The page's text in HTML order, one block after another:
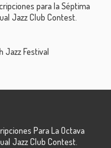
para la Séptima
Jazz Club Contest.
Jazz Festival
Para La Octava
Jazz Club Contest.